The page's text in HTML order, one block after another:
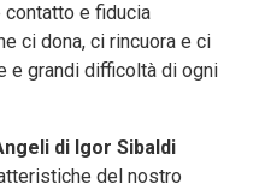
contatto e fiducia
ci dona, ci rincuora e ci
e grandi difficoltà di ogni
di Igor Sibaldi
del nostro